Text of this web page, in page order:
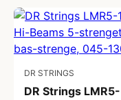
DR STRINGS
DR Strings LMR5-